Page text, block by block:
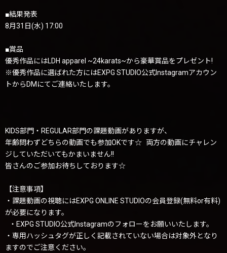
■結果発表
8月31日(水) 17:00
■賞品
優秀作品にはLDH apparel ~24karats~から豪華賞品をプレゼント!
※優秀作品に選ばれた方にはEXPG STUDIO公式Instagramアカウン
トからDMにてご連絡いたします。
KIDS部門・REGULAR部門の課題動画がありますが、
年齢問わずどちらの動画でも参加OKです☆ 両方の動画にチャレン
ジしていただいてもかまいません!!
皆さんのご参加お待ちしております☆
【注意事項】
・課題動画の視聴にはEXPG ONLINE STUDIOの会員登録(無料or有料)
が必要になります。
・EXPG STUDIO公式Instagramのフォローをお願いいたします。
・専用ハッシュタグが正しく記載されていない場合は対象外となり
ますのでご注意ください。